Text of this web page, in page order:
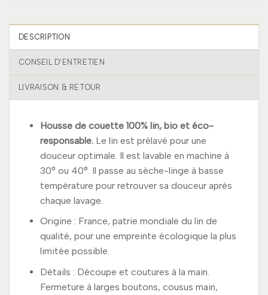
DESCRIPTION
CONSEIL D’ENTRETIEN
LIVRAISON & RETOUR
Housse de couette 100% lin, bio et éco-
responsable. Le lin est prélavé pour une
douceur optimale. Il est lavable en machine à
30° ou 40°. Il passe au sèche-linge à basse
température pour retrouver sa douceur après
chaque lavage.
Origine : France, patrie mondiale du lin de
qualité, pour une empreinte écologique la plus
limitée possible.
Détails : Découpe et coutures à la main.
Fermeture à larges boutons, cousus main,